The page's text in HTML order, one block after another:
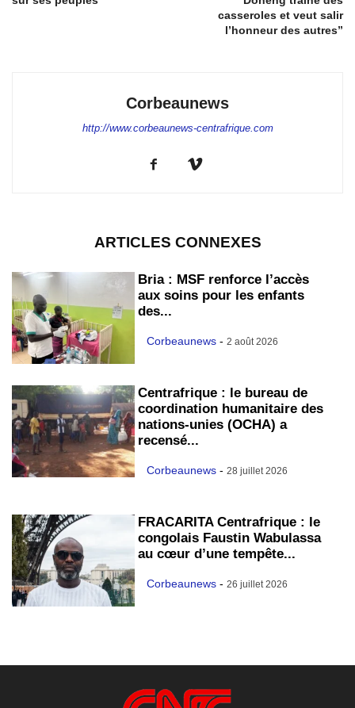
casseroles et veut salir
l’honneur des autres”
Corbeaunews
http://www.corbeaunews-centrafrique.com
ARTICLES CONNEXES
Bria : MSF renforce l’accès
aux soins pour les enfants
des...
Corbeaunews - 2 août 2026
Centrafrique : le bureau de
coordination humanitaire des
nations-unies (OCHA) a
recensé...
Corbeaunews - 28 juillet 2026
FRACARITA Centrafrique : le
congolais Faustin Wabulassa
au cœur d’une tempête...
Corbeaunews - 26 juillet 2026